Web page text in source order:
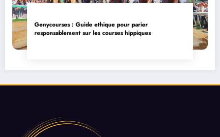
Genycourses : Guide ethique pour parier
responsablement sur les courses hippiques